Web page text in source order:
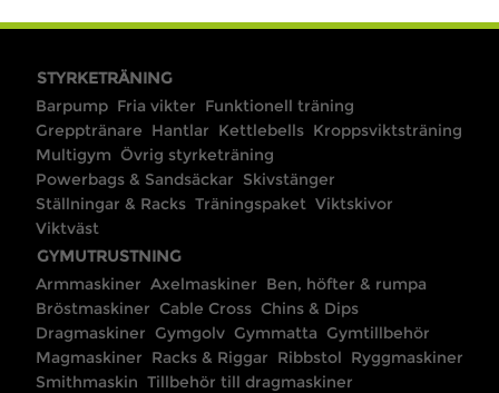
STYRKETRÄNING
Barpump Fria vikter Funktionell träning
Grepptränare Hantlar Kettlebells Kroppsviktsträning
Multigym Övrig styrketräning
Powerbags & Sandsäckar Skivstänger
Ställningar & Racks Träningspaket Viktskivor
Viktväst
GYMUTRUSTNING
Armmaskiner Axelmaskiner Ben, höfter & rumpa
Bröstmaskiner Cable Cross Chins & Dips
Dragmaskiner Gymgolv Gymmatta Gymtillbehör
Magmaskiner Racks & Riggar Ribbstol Ryggmaskiner
Smithmaskin Tillbehör till dragmaskiner